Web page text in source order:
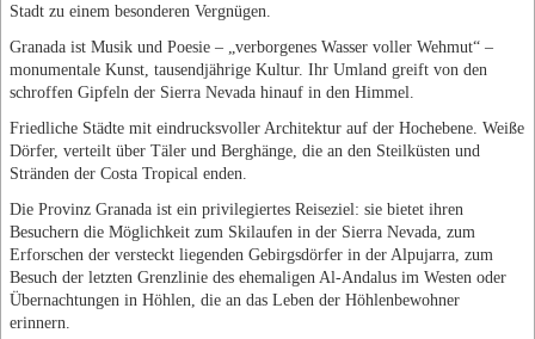
Stadt zu einem besonderen Vergnügen.
Granada ist Musik und Poesie – „verborgenes Wasser voller Wehmut“ –
monumentale Kunst, tausendjährige Kultur. Ihr Umland greift von den
schroffen Gipfeln der Sierra Nevada hinauf in den Himmel.
Friedliche Städte mit eindrucksvoller Architektur auf der Hochebene. Weiße
Dörfer, verteilt über Täler und Berghänge, die an den Steilküsten und
Stränden der Costa Tropical enden.
Die Provinz Granada ist ein privilegiertes Reiseziel: sie bietet ihren
Besuchern die Möglichkeit zum Skilaufen in der Sierra Nevada, zum
Erforschen der versteckt liegenden Gebirgsdörfer in der Alpujarra, zum
Besuch der letzten Grenzlinie des ehemaligen Al-Andalus im Westen oder
Übernachtungen in Höhlen, die an das Leben der Höhlenbewohner
erinnern.